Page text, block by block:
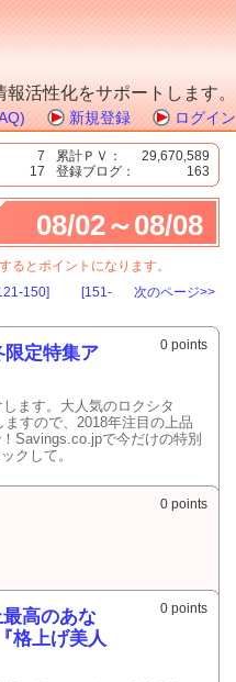
活性化をサポートします。
新規登録 ログイン
7
17
累計ＰＶ：
29,670,589
登録ブログ：
163
08/02～08/08
るとポイントになります。
150]
[151-
次のページ>>
限定特集ア
0 points
ます。大人気のロクシタ
すので、2018年注目の上品
Savings.co.jpで今だけの特別
クして。
0 points
高のあな
格上げ美人
0 points